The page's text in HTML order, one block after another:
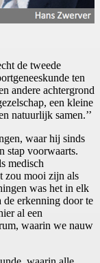
de tweede
ten
andere achtergrond
een kleine
natuurlijk samen.’’
waar hij sinds
stap voorwaarts.
medisch
zou mooi zijn als
was het in elk
de erkenning door te
al een
waarin we nauw